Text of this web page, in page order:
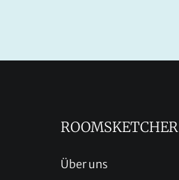
ROOMSKETCHER
Über uns